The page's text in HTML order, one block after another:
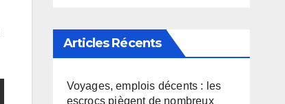
Articles Récents
Voyages, emplois décents : les
escrocs piègent de nombreux